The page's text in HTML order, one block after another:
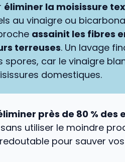
éliminer la moisissure
au vinaigre ou
assainit les fibres
terreuses. Un lavage
car le vinaigre
domestiques.
près de 80 % des
sans utiliser le moindre
pour sauver